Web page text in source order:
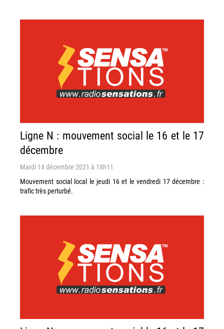
Ligne N : mouvement social le 16 et le 17
décembre
Mardi 14 décembre 2021 à 18h11
Mouvement social local le jeudi 16 et le vendredi 17 décembre :
trafic très perturbé.